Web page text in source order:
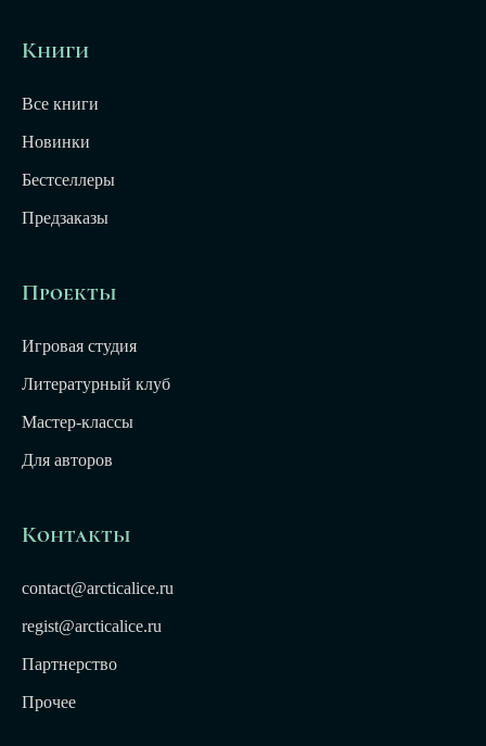
Книги
Все книги
Новинки
Бестселлеры
Предзаказы
Проекты
Игровая студия
Литературный клуб
Мастер-классы
Для авторов
Контакты
contact@arcticalice.ru
regist@arcticalice.ru
Партнерство
Прочее